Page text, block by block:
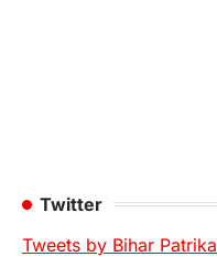
Twitter
Tweets by Bihar Patrika